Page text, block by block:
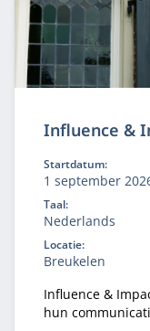
Influence &
Startdatum:
1 september
Taal:
Nederlands
Locatie:
Breukelen
Influence &
hun